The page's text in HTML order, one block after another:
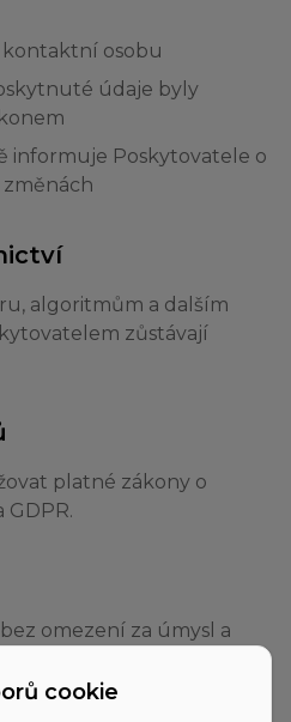
osobu
údaje byly
informuje Poskytovatele o
algoritmům a dalším
zůstávají
platné zákony o
GDPR.
omezení za úmysl a
cookie